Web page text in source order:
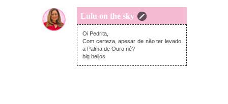
Lulu on the sky
segunda-feira, maio 27, 2019
Oi Pedrita,
Com certeza, apesar de não ter levado
a Palma de Ouro né?
big beijos